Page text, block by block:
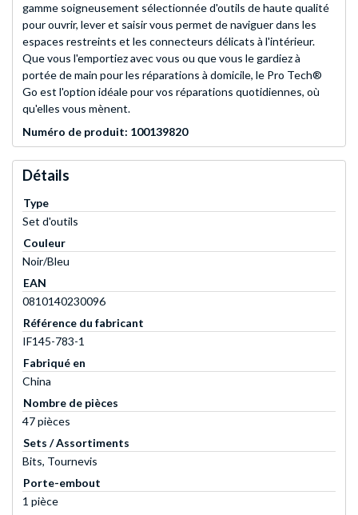
gamme soigneusement sélectionnée d'outils de haute qualité
pour ouvrir, lever et saisir vous permet de naviguer dans les
espaces restreints et les connecteurs délicats à l'intérieur.
Que vous l'emportiez avec vous ou que vous le gardiez à
portée de main pour les réparations à domicile, le Pro Tech®
Go est l'option idéale pour vos réparations quotidiennes, où
qu'elles vous mènent.
Numéro de produit: 100139820
Détails
Type
Set d'outils
Couleur
Noir/Bleu
EAN
0810140230096
Référence du fabricant
IF145-783-1
Fabriqué en
China
Nombre de pièces
47 pièces
Sets / Assortiments
Bits, Tournevis
Porte-embout
1 pièce